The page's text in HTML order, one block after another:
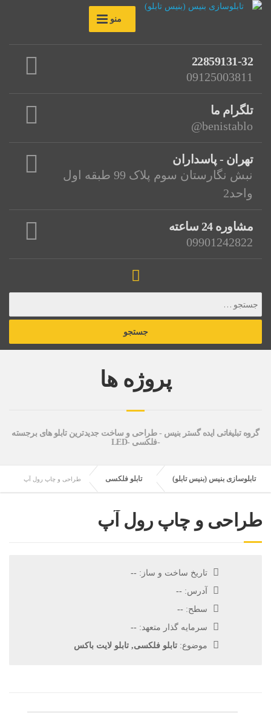
منو
22859131-32
09125003811
تلگرام ما
benistablo@
تهران - پاسداران
نبش نگارستان سوم پلاک 99 طبقه اول
واحد2
مشاوره 24 ساعته
09901242822
پروژه ها
گروه تبلیغاتی ایده گستر بنیس - طراحی و ساخت جدیدترین تابلو های برجسته
-فلکسی -LED
تابلوسازی بنیس (بنیس تابلو) تابلو فلکسی طراحی و چاپ رول آپ
طراحی و چاپ رول آپ
تاریخ ساخت و ساز: --
آدرس: --
سطح: --
سرمایه گذار متعهد: --
موضوع: تابلو فلکسی, تابلو لایت باکس